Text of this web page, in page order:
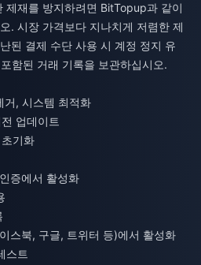
제재를 방지하려면 BitTopup과 같이
. 시장 가격보다 지나치게 저렴한 제
된 결제 수단 사용 시 계정 정지 유
함된 거래 기록을 보관하십시오.
거, 시스템 최적화
업데이트
기화
증에서 활성화
스북, 구글, 트위터 등)에서 활성화
스트